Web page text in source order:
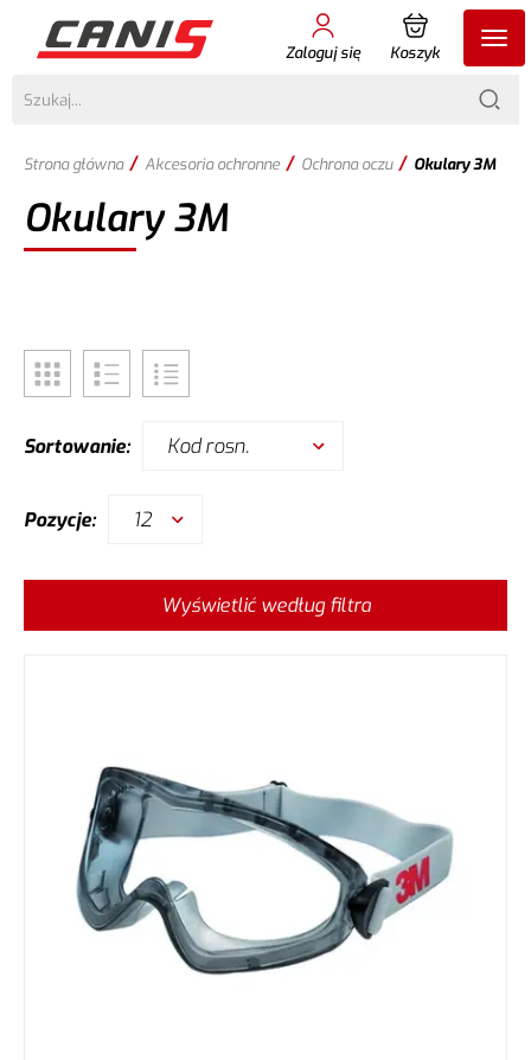
Zaloguj się Koszyk
Strona główna / Akcesoria ochronne / Ochrona oczu / Okulary 3M
Okulary 3M
Sortowanie: Kod rosn.
Pozycje: 12
Wyświetlić według filtra